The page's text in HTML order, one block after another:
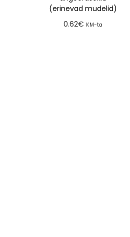
(erinevad mudelid)
0.62€ KM-ta